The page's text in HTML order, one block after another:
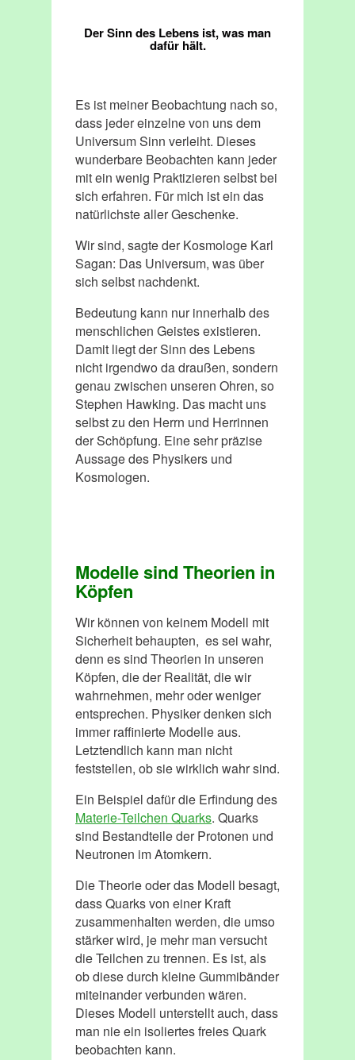
Der Sinn des Lebens ist, was man
dafür hält.
Es ist meiner Beobachtung nach so,
dass jeder einzelne von uns dem
Universum Sinn verleiht. Dieses
wunderbare Beobachten kann jeder
mit ein wenig Praktizieren selbst bei
sich erfahren. Für mich ist ein das
natürlichste aller Geschenke.
Wir sind, sagte der Kosmologe Karl
Sagan: Das Universum, was über
sich selbst nachdenkt.
Bedeutung kann nur innerhalb des
menschlichen Geistes existieren.
Damit liegt der Sinn des Lebens
nicht irgendwo da draußen, sondern
genau zwischen unseren Ohren, so
Stephen Hawking. Das macht uns
selbst zu den Herrn und Herrinnen
der Schöpfung. Eine sehr präzise
Aussage des Physikers und
Kosmologen.
Modelle sind Theorien in
Köpfen
Wir können von keinem Modell mit
Sicherheit behaupten, es sei wahr,
denn es sind Theorien in unseren
Köpfen, die der Realität, die wir
wahrnehmen, mehr oder weniger
entsprechen. Physiker denken sich
immer raffinierte Modelle aus.
Letztendlich kann man nicht
feststellen, ob sie wirklich wahr sind.
Ein Beispiel dafür die Erfindung des
Materie-Teilchen Quarks. Quarks
sind Bestandteile der Protonen und
Neutronen im Atomkern.
Die Theorie oder das Modell besagt,
dass Quarks von einer Kraft
zusammenhalten werden, die umso
stärker wird, je mehr man versucht
die Teilchen zu trennen. Es ist, als
ob diese durch kleine Gummibänder
miteinander verbunden wären.
Dieses Modell unterstellt auch, dass
man nie ein isoliertes freies Quark
beobachten kann.